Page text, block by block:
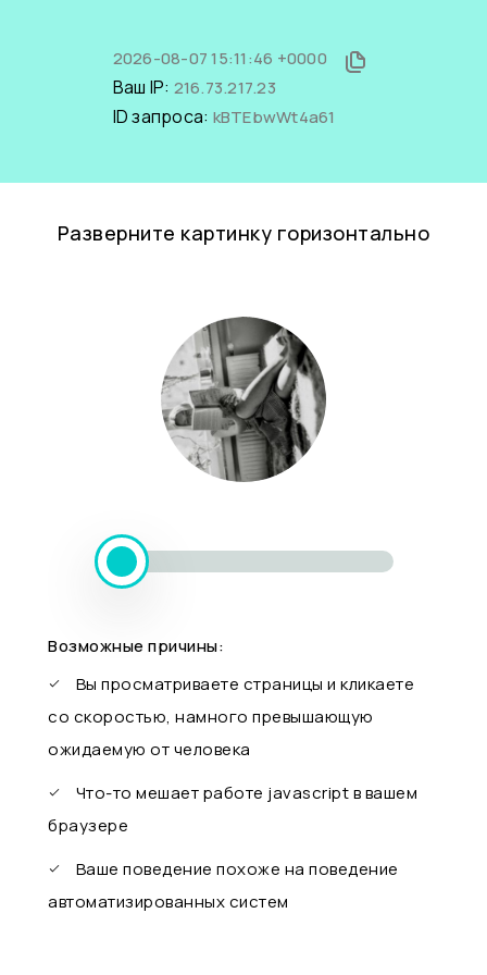
2026-08-07 15:11:46 +0000
Ваш IP: 216.73.217.23
ID запроса: kBTEbwWt4a61
Разверните картинку горизонтально
Возможные причины:
Вы просматриваете страницы и кликаете
со скоростью, намного превышающую
ожидаемую от человека
Что-то мешает работе javascript в вашем
браузере
Ваше поведение похоже на поведение
автоматизированных систем